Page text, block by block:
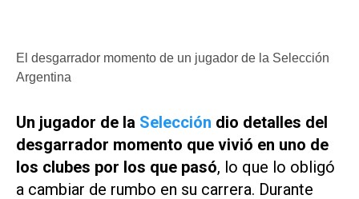
El desgarrador momento de un jugador de la Selección
Argentina
Un jugador de la Selección dio detalles del
desgarrador momento que vivió en uno de
los clubes por los que pasó, lo que lo obligó
a cambiar de rumbo en su carrera. Durante